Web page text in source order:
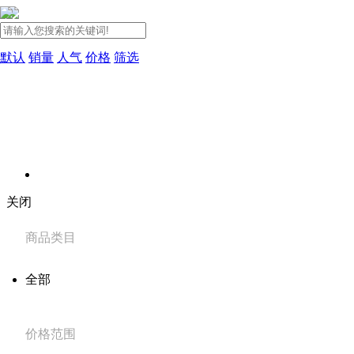
默认 销量 人气 价格 筛选
关闭
商品类目
全部
价格范围